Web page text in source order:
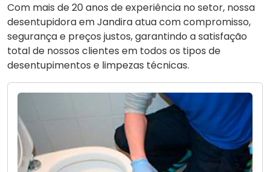
Com mais de 20 anos de experiência no setor, nossa
desentupidora em Jandira atua com compromisso,
segurança e preços justos, garantindo a satisfação
total de nossos clientes em todos os tipos de
desentupimentos e limpezas técnicas.